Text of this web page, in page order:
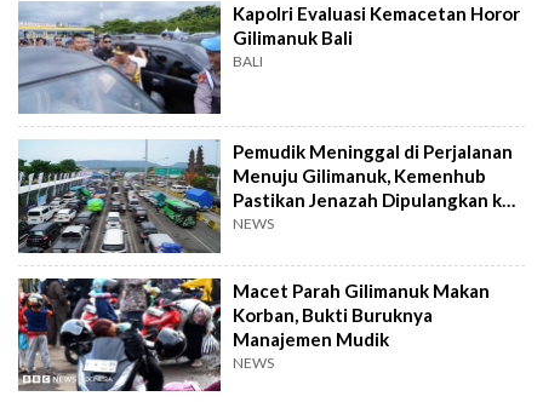
Kapolri Evaluasi Kemacetan Horor
Gilimanuk Bali
BALI
Pemudik Meninggal di Perjalanan
Menuju Gilimanuk, Kemenhub
Pastikan Jenazah Dipulangkan ke
Kebumen
NEWS
Macet Parah Gilimanuk Makan
Korban, Bukti Buruknya
Manajemen Mudik
NEWS